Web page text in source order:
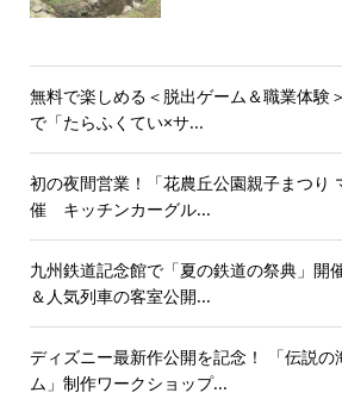
無料で楽しめる＜脱出ゲーム＆職業体験
で「たらふくてい×サ...
初の夜間営業！「花農丘公園親子まつり
催 キッチンカーグル...
九州鉄道記念館で「夏の鉄道の祭典」
＆人気列車の客室公開...
ディズニー最新作公開を記念！ 「伝説の
ム」制作ワークショップ...